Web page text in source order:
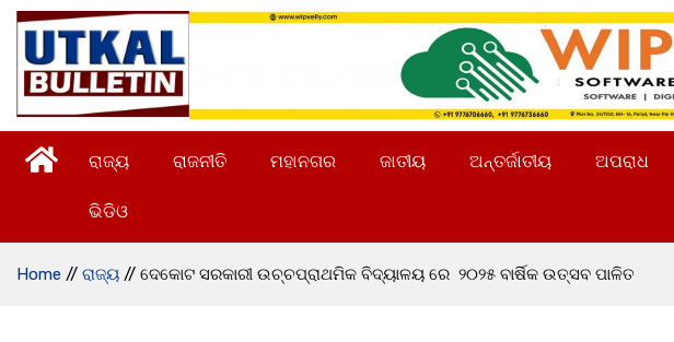
ରାଜ୍ୟ ରାଜନୀତି ମହାନଗର ଜାତୀୟ ଅନ୍ତର୍ଜାତୀୟ ଅପରାଧ
ଭିଡିଓ
Home // ରାଜ୍ୟ // ଦେକୋଟ ସରକାରୀ ଉଚ୍ଚପ୍ରାଥମିକ ବିଦ୍ୟାଳୟ ରେ ୨୦୨୫ ବାର୍ଷିକ ଉତ୍ସବ ପାଳିତ